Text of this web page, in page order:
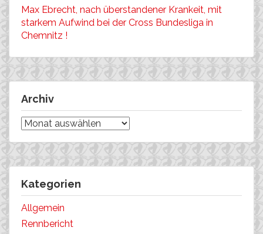
Max Ebrecht, nach überstandener Krankeit, mit
starkem Aufwind bei der Cross Bundesliga in
Chemnitz !
Archiv
Archiv
Kategorien
Allgemein
Rennbericht